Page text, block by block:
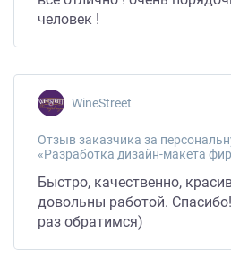
человек !
WineStreet
Отзыв заказчика за
Быстро, качественно,
довольны работой.
раз обратимся)